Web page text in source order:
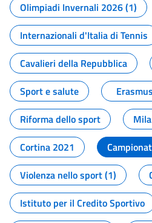
Olimpiadi Invernali 2026 (1)
Internazionali d'Italia di Tennis
Cavalieri della Repubblica
Sport e salute
Riforma dello sport
Cortina 2021
Violenza nello sport (1)
Istituto per il Credito Sportivo